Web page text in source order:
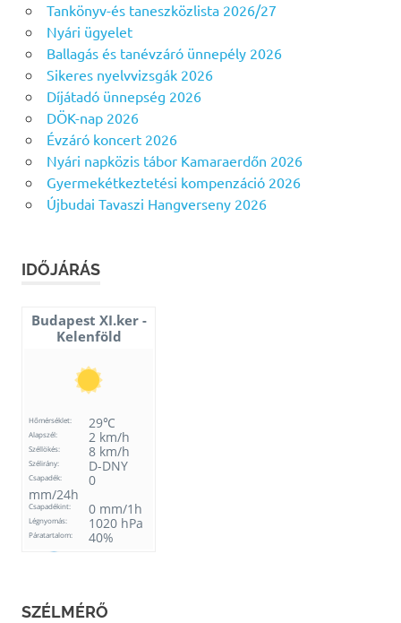
Tankönyv-és taneszközlista 2026/27
Nyári ügyelet
Ballagás és tanévzáró ünnepély 2026
Sikeres nyelvvizsgák 2026
Díjátadó ünnepség 2026
DÖK-nap 2026
Évzáró koncert 2026
Nyári napközis tábor Kamaraerdőn 2026
Gyermekétkeztetési kompenzáció 2026
Újbudai Tavaszi Hangverseny 2026
IDŐJÁRÁS
SZÉLMÉRŐ